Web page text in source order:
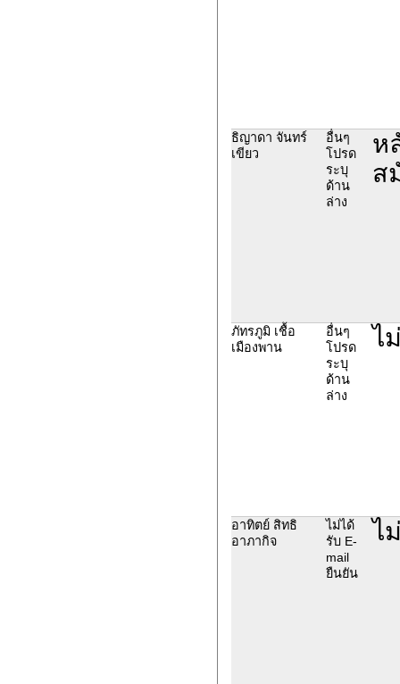
ธิญาดา จันทร์
เขียว
อื่นๆ
โปรด
ระบุ
ด้าน
ล่าง
ห
ส
ภัทรภูมิ เชื้อ
เมืองพาน
อื่นๆ
โปรด
ระบุ
ด้าน
ล่าง
ไ
อาทิตย์ สิทธิ
อาภากิจ
ไม่ได้
รับ E-
mail
ยืนยัน
ไ